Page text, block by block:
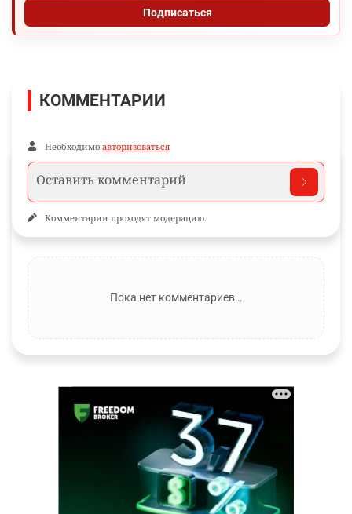
Подписаться
КОММЕНТАРИИ
Необходимо авторизоваться
Комментарии проходят модерацию.
Пока нет комментариев…